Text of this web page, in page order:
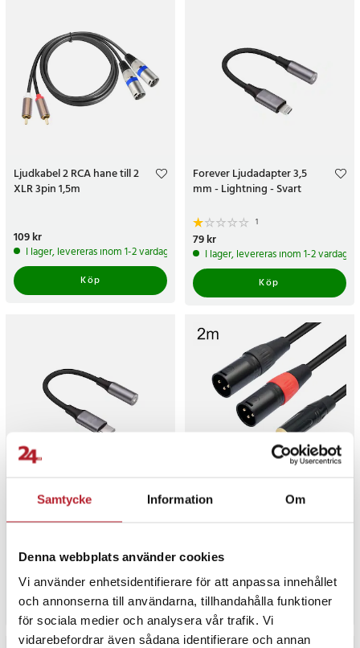
Samtycke Information Om
Denna webbplats använder cookies
Vi använder enhetsidentifierare för att anpassa innehållet
och annonserna till användarna, tillhandahålla funktioner
för sociala medier och analysera vår trafik. Vi
vidarebefordrar även sådana identifierare och annan
Ljudkabel 2 RCA hane till 2
XLR 3pin 1,5m
Pris:109 kr
109 kr
I lager, levereras inom 1-2 vardagar
Köp
Forever Ljudadapter 3,5
mm - Lightning - Svart
1
Pris:
79 kr
I lager, levereras inom 1-2 vardagar
Köp
Forever Ljudadapter 3,5
mm - USB-C - Svart
Pris:79 kr
79 kr
I lager, levereras inom 1-2 vardagar
Köp
Ljudkabel 6,35mm till 2xXLR
Pris:139 kr
139 kr
I lager, levereras inom 1-2 vardagar
Köp